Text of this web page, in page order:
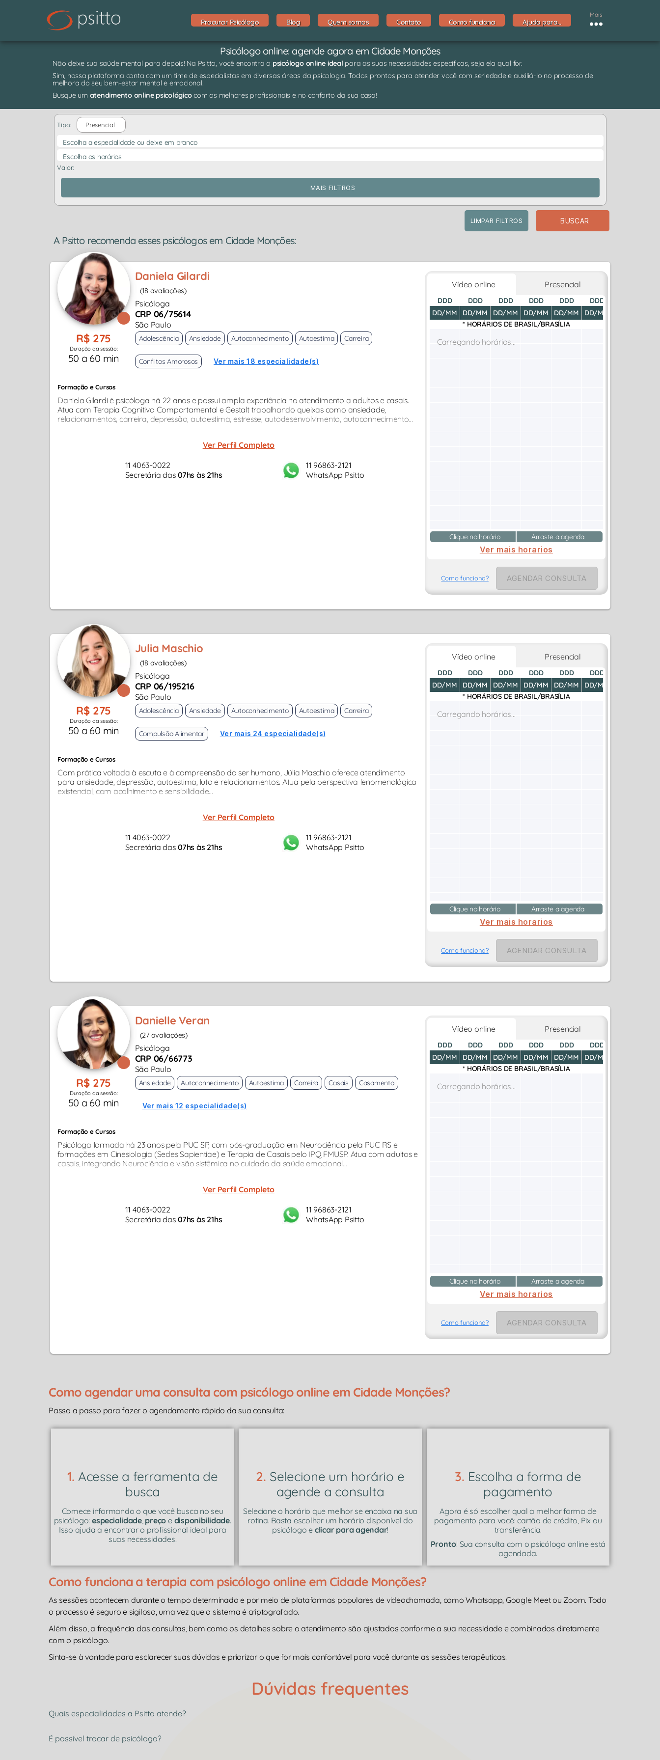
Procurar Psicólogo Blog Quem somos Contato Como funciona Ajuda para…
Mais
Psicólogo online: agende agora em Cidade Monções
Não deixe sua saúde mental para depois! Na Psitto, você encontra o psicólogo online ideal para as suas necessidades específicas, seja ela qual for.
Sim, nossa plataforma conta com um time de especialistas em diversas áreas da psicologia. Todos prontos para atender você com seriedade e auxiliá-lo no processo de
melhora do seu bem-estar mental e emocional.
Busque um atendimento online psicológicocom os melhores profissionais e no conforto da sua casa!
Tipo: Presencial
Escolha a especialidade ou deixe em branco
Escolha os horários
Valor:
MAIS FILTROS
LIMPAR FILTROS BUSCAR
A Psitto recomenda esses psicólogos em Cidade Monções:
Daniela Gilardi
(18 avaliações)
Psicóloga
CRP 06/75614
São Paulo
R$ 275
Duração da sessão:
50 a 60 min
Adolescência Ansiedade Autoconhecimento Autoestima Carreira
Conflitos Amorosos Ver mais 18 especialidade(s)
Formação e Cursos
Daniela Gilardi é psicóloga há 22 anos e possui ampla experiência no atendimento a adultos e casais.
Atua com Terapia Cognitivo Comportamental e Gestalt trabalhando queixas como ansiedade,
relacionamentos, carreira, depressão, autoestima, estresse, autodesenvolvimento, autoconhecimento...
Ver Perfil Completo
11 4063-0022
Secretária das07hs às 21hs
11 96863-2121
WhatsApp Psitto
Vídeo online Presencial
DDD
DD/MM
DDD
DD/MM
DDD
DD/MM
DDD
DD/MM
DDD
DD/MM
DDD
DD/MM
* HORÁRIOS DE BRASIL/BRASÍLIA
Carregando horários...
Clique no horário Arraste a agenda
Ver mais horarios
Como funciona? AGENDAR CONSULTA
Julia Maschio
(18 avaliações)
Psicóloga
CRP 06/195216
São Paulo
R$ 275
Duração da sessão:
50 a 60 min
Adolescência Ansiedade Autoconhecimento Autoestima Carreira
Compulsão Alimentar Ver mais 24 especialidade(s)
Formação e Cursos
Com prática voltada à escuta e à compreensão do ser humano, Júlia Maschio oferece atendimento
para ansiedade, depressão, autoestima, luto e relacionamentos. Atua pela perspectiva fenomenológica
existencial, com acolhimento e sensibilidade...
Ver Perfil Completo
11 4063-0022
Secretária das07hs às 21hs
11 96863-2121
WhatsApp Psitto
Vídeo online Presencial
DDD
DD/MM
DDD
DD/MM
DDD
DD/MM
DDD
DD/MM
DDD
DD/MM
DDD
DD/MM
* HORÁRIOS DE BRASIL/BRASÍLIA
Carregando horários...
Clique no horário Arraste a agenda
Ver mais horarios
Como funciona? AGENDAR CONSULTA
Danielle Veran
(27 avaliações)
Psicóloga
CRP 06/66773
São Paulo
R$ 275
Duração da sessão:
50 a 60 min
Ansiedade Autoconhecimento Autoestima Carreira Casais Casamento
Ver mais 12 especialidade(s)
Formação e Cursos
Psicóloga formada há 23 anos pela PUC SP, com pós-graduação em Neurociência pela PUC RS e
formações em Cinesiologia (Sedes Sapientiae) e Terapia de Casais pelo IPQ FMUSP. Atua com adultos e
casais, integrando Neurociência e visão sistêmica no cuidado da saúde emocional...
Ver Perfil Completo
11 4063-0022
Secretária das07hs às 21hs
11 96863-2121
WhatsApp Psitto
Vídeo online Presencial
DDD
DD/MM
DDD
DD/MM
DDD
DD/MM
DDD
DD/MM
DDD
DD/MM
DDD
DD/MM
* HORÁRIOS DE BRASIL/BRASÍLIA
Carregando horários...
Clique no horário Arraste a agenda
Ver mais horarios
Como funciona? AGENDAR CONSULTA
Como agendar uma consulta com psicólogo online em Cidade Monções?
Passo a passo para fazer o agendamento rápido da sua consulta:
1. Acesse a ferramenta de
busca
Comece informando o que você busca no seu
psicólogo: especialidade, preço e disponibilidade.
Isso ajuda a encontrar o profissional ideal para
suas necessidades.
2. Selecione um horário e
agende a consulta
Selecione o horário que melhor se encaixa na sua
rotina. Basta escolher um horário disponível do
psicólogo e clicar para agendar!
3. Escolha a forma de
pagamento
Agora é só escolher qual a melhor forma de
pagamento para você: cartão de crédito, Pix ou
transferência.
Pronto! Sua consulta com o psicólogo online está
agendada.
Como funciona a terapia com psicólogo online em Cidade Monções?
As sessões acontecem durante o tempo determinado e por meio de plataformas populares de videochamada, como Whatsapp, Google Meet ou Zoom. Todo
o processo é seguro e sigiloso, uma vez que o sistema é criptografado.
Além disso, a frequência das consultas, bem como os detalhes sobre o atendimento são ajustados conforme a sua necessidade e combinados diretamente
com o psicólogo.
Sinta-se à vontade para esclarecer suas dúvidas e priorizar o que for mais confortável para você durante as sessões terapêuticas.
Dúvidas frequentes
Quais especialidades a Psitto atende?
É possível trocar de psicólogo?